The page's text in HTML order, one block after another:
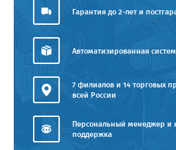
Гарантия до 2-лет и
Автоматизированная
7 филиалов и 14 торговых
всей России
Персональный менеджер и
поддержка